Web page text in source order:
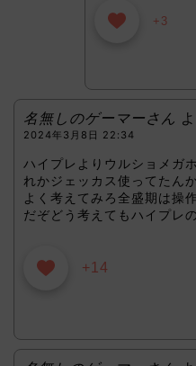
+3
名無しのゲーマーさん
2024年3月8日 22:34
ハイプレよりウルショメガ
れかジェッカス使ってたん
よく考えてみろ全盛期は操
だぞどう考えてもハイプレ
+14